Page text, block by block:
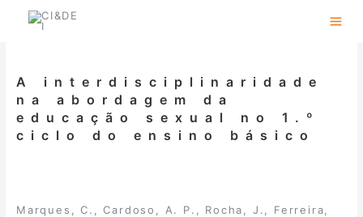
A interdisciplinaridade
na abordagem da
educação sexual no 1.º
ciclo do ensino básico
Marques, C., Cardoso, A. P., Rocha, J., Ferreira,